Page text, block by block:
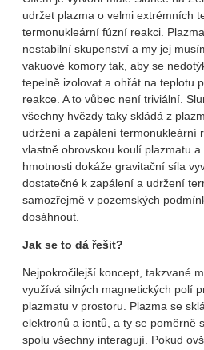
udržet plazma o velmi extrémních
termonukleární fúzní reakci.
nestabilní skupenství a my jej
vakuové komory tak, aby se
tepelně izolovat a ohřát na teplotu
reakce. A to vůbec není triviální.
všechny hvězdy taky skládá z
udržení a zapálení termonukleární
vlastně obrovskou koulí plazmatu
hmotnosti dokáže gravitační síla
dostatečné k zapálení a udržení
samozřejmě v pozemských
dosáhnout.
Jak se to dá řešit?
Nejpokročilejší koncept, takzvané
využívá silných magnetických polí
plazmatu v prostoru. Plazma se
elektronů a iontů, a ty se poměrně
spolu všechny interagují. Pokud